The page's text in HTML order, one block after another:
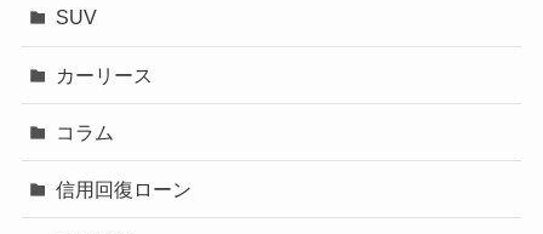
SUV
カーリース
コラム
信用回復ローン